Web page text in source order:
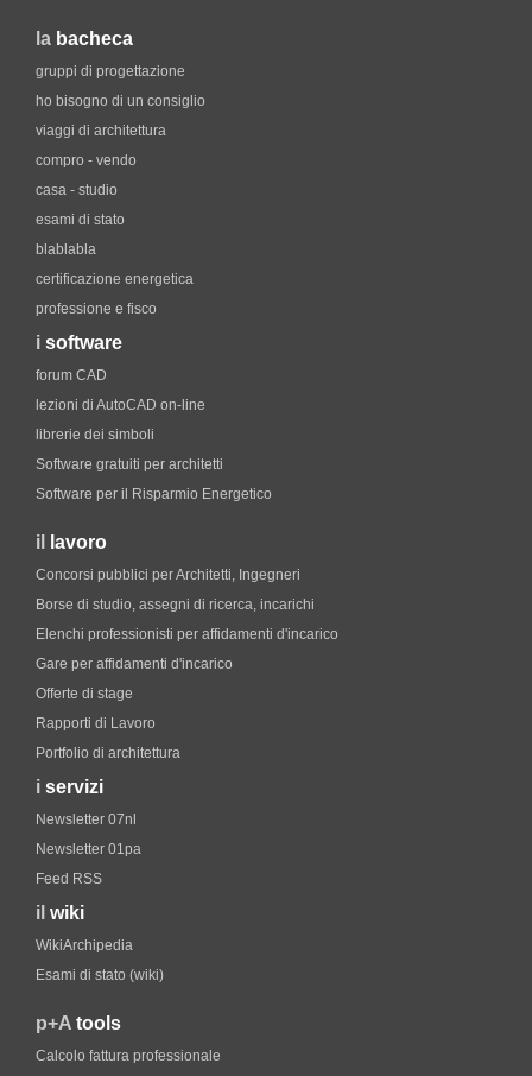
la bacheca
gruppi di progettazione
ho bisogno di un consiglio
viaggi di architettura
compro - vendo
casa - studio
esami di stato
blablabla
certificazione energetica
professione e fisco
i software
forum CAD
lezioni di AutoCAD on-line
librerie dei simboli
Software gratuiti per architetti
Software per il Risparmio Energetico
il lavoro
Concorsi pubblici per Architetti, Ingegneri
Borse di studio, assegni di ricerca, incarichi
Elenchi professionisti per affidamenti d'incarico
Gare per affidamenti d'incarico
Offerte di stage
Rapporti di Lavoro
Portfolio di architettura
i servizi
Newsletter 07nl
Newsletter 01pa
Feed RSS
il wiki
WikiArchipedia
Esami di stato (wiki)
p+A tools
Calcolo fattura professionale